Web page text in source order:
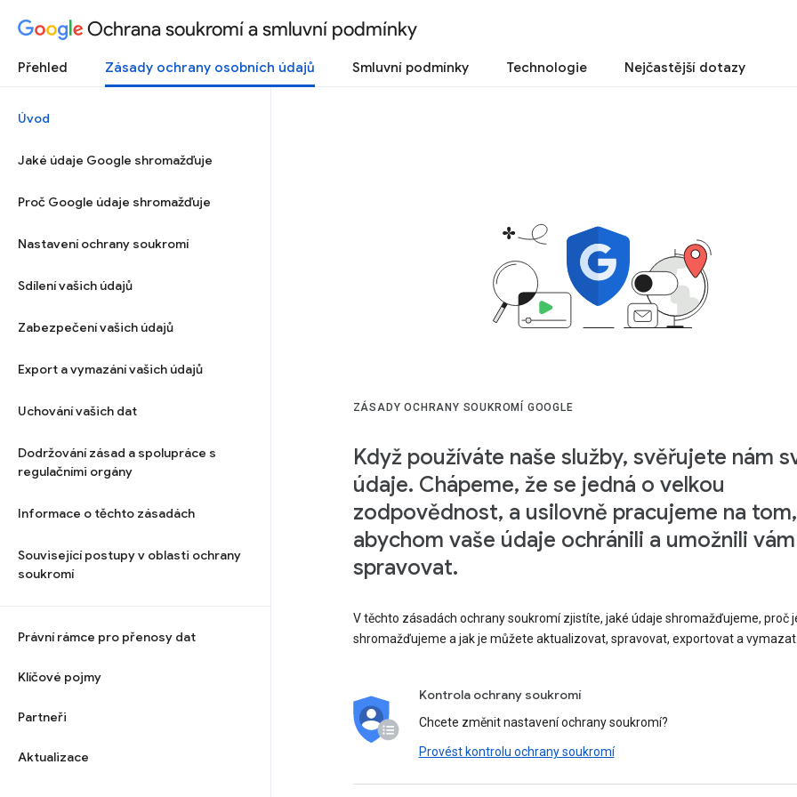
Ochrana soukromí a smluvní podmínky
Přehled Zásady ochrany osobních údajů Smluvní podmínky Technologie Nejčastější dotazy
Úvod
Jaké údaje Google shromažďuje
Proč Google údaje shromažďuje
Nastavení ochrany soukromí
Sdílení vašich údajů
Zabezpečení vašich údajů
Export a vymazání vašich údajů
Uchování vašich dat
Dodržování zásad a spolupráce s
regulačními orgány
Informace o těchto zásadách
Související postupy v oblasti ochrany
soukromí
Právní rámce pro přenosy dat
Klíčové pojmy
Partneři
Aktualizace
ZÁSADY OCHRANY SOUKROMÍ GOOGLE
Když používáte naše služby, svěřujete nám
údaje. Chápeme, že se jedná o velkou
zodpovědnost, a usilovně pracujeme na tom,
abychom vaše údaje ochránili a umožnili
spravovat.
V těchto zásadách ochrany soukromí zjistíte, jaké údaje shromažďujeme, proč
shromažďujeme a jak je můžete aktualizovat, spravovat, exportovat a vymazat.
Kontrola ochrany soukromí
Chcete změnit nastavení ochrany soukromí?
Provést kontrolu ochrany soukromí